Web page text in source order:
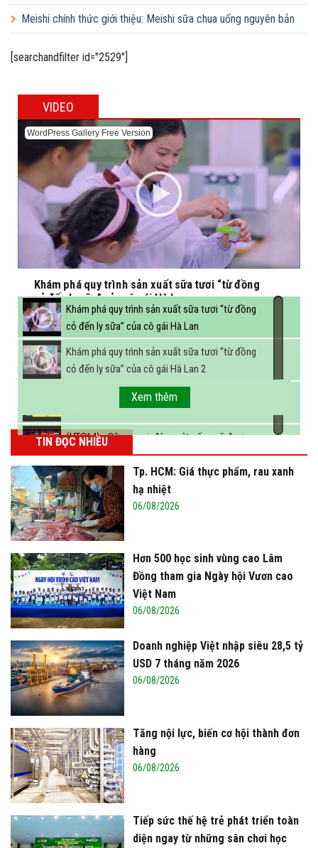
Meishi chính thức giới thiệu: Meishi sữa chua uống nguyên bản
[searchandfilter id="2529"]
VIDEO
WordPress Gallery Free Version
Khám phá quy trình sản xuất sữa tươi “từ đồng
cỏ đến ly sữa” của cô gái Hà Lan
Khám phá quy trình sản xuất sữa tươi “từ đồng
cỏ đến ly sữa” của cô gái Hà Lan
Khám phá quy trình sản xuất sữa tươi “từ đồng
cỏ đến ly sữa” của cô gái Hà Lan 2
FBNC - Ngành sữa hướng tới mục tiêu 3,4 tỷ lít
sữa vào năm 2025
(VTC14) - Sữa ngoại, động vật sống sẽ được
miễn thuế nhập khẩu
Xem thêm
TIN ĐỌC NHIỀU
Tp. HCM: Giá thực phẩm, rau xanh
hạ nhiệt
06/08/2026
Hơn 500 học sinh vùng cao Lâm
Đồng tham gia Ngày hội Vươn cao
Việt Nam
06/08/2026
Doanh nghiệp Việt nhập siêu 28,5 tỷ
USD 7 tháng năm 2026
06/08/2026
Tăng nội lực, biến cơ hội thành đơn
hàng
06/08/2026
Tiếp sức thế hệ trẻ phát triển toàn
diện ngay từ những sân chơi học